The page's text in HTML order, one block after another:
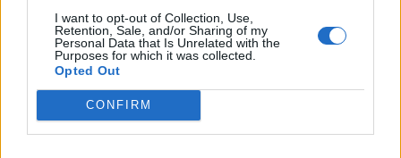
I want to opt-out of Collection, Use,
Retention, Sale, and/or Sharing of my
Personal Data that Is Unrelated with the
Purposes for which it was collected.
Opted Out
CONFIRM